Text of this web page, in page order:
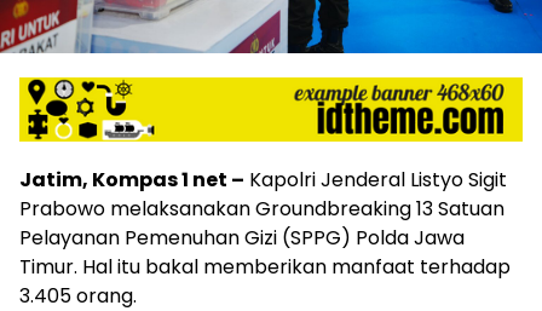
Jatim, Kompas 1 net – Kapolri Jenderal Listyo Sigit
Prabowo melaksanakan Groundbreaking 13 Satuan
Pelayanan Pemenuhan Gizi (SPPG) Polda Jawa
Timur. Hal itu bakal memberikan manfaat terhadap
3.405 orang.